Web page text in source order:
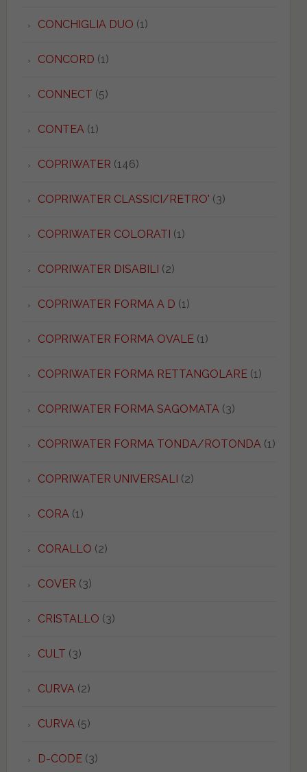
CONCHIGLIA DUO (1)
CONCORD (1)
CONNECT (5)
CONTEA(1)
COPRIWATER (146)
COPRIWATER CLASSICI/RETRO' (3)
COPRIWATER COLORATI (1)
COPRIWATER DISABILI (2)
COPRIWATER FORMA A D (1)
COPRIWATER FORMA OVALE(1)
COPRIWATER FORMA RETTANGOLARE(1)
COPRIWATER FORMA SAGOMATA(3)
COPRIWATER FORMA TONDA/ROTONDA(1)
COPRIWATER UNIVERSALI (2)
CORA(1)
CORALLO (2)
COVER (3)
CRISTALLO (3)
CULT (3)
CURVA(2)
CURVA(5)
D-CODE(3)